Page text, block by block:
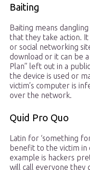
Baiting
Baiting means
that they take action.
or social networking
download or it can be
Plan” left out in a
the device is used or
victim’s computer is
over the network.
Quid Pro Quo
Latin for ‘something
benefit to the victim in
example is hackers
will call everyone they